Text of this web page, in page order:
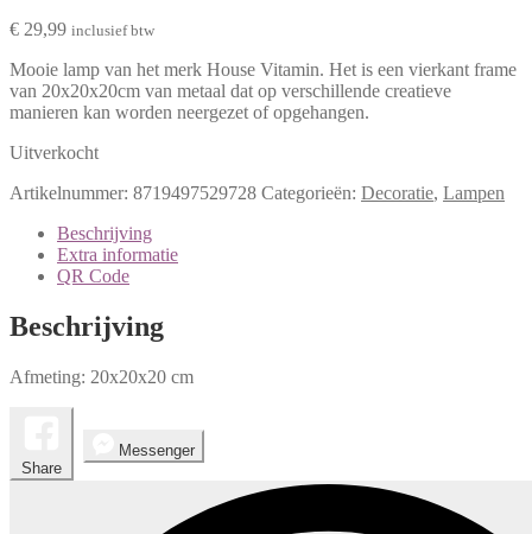
€ 29,99 inclusief btw
Mooie lamp van het merk House Vitamin. Het is een vierkant frame
van 20x20x20cm van metaal dat op verschillende creatieve
manieren kan worden neergezet of opgehangen.
Uitverkocht
Artikelnummer: 8719497529728 Categorieën: Decoratie, Lampen
Beschrijving
Extra informatie
QR Code
Beschrijving
Afmeting: 20x20x20 cm
Share
Messenger